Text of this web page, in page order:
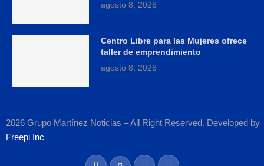
agosto 8, 2026
Centro Libre para las Mujeres ofrece
taller de emprendimiento
agosto 8, 2026
2026 Grupo Martínez Noticias – All Right Reserved. Developed by
Freepi Inc